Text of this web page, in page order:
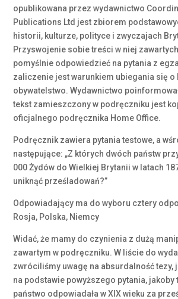
opublikowana przez wydawnictwo
Publications Ltd jest zbiorem
historii, kulturze, polityce i zwyczajach
Przyswojenie sobie treści w niej
pomyślnie odpowiedzieć na pytania z
zaliczenie jest warunkiem ubiegania się o
obywatelstwo. Wydawnictwo
tekst zamieszczony w podręczniku jest
oficjalnego podręcznika Home Office.
Podręcznik zawiera pytania testowe, a
następujące: „Z których dwóch państw
000 Żydów do Wielkiej Brytanii w latach
uniknąć prześladowań?”
Odpowiadający ma do wyboru cztery
Rosja, Polska, Niemcy
Widać, że mamy do czynienia z dużą
zawartym w podręczniku. W liście do
zwróciliśmy uwagę na absurdalność tezy,
na podstawie powyższego pytania, jakoby
państwo odpowiadała w XIX wieku za